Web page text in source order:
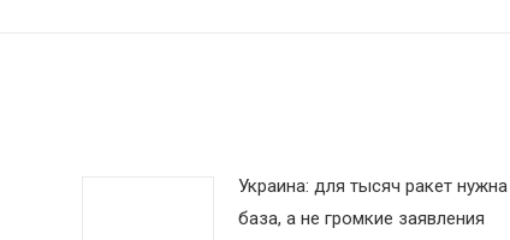
Украина: для тысяч ракет нужна
база, а не громкие заявления